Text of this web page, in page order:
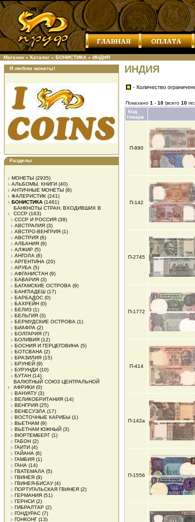
Магазин » Каталог » БОНИСТИКА » ИНДИЯ
Я люблю монеты!
Разделы
МОНЕТЫ (2935)
АЛЬБОМЫ, КНИГИ (40)
АНТИЧНЫЕ МОНЕТЫ (8)
ФАЛЕРИСТИК (241)
БОНИСТИКА (1481)
БАНКНОТЫ СТРАН, ВХОДИВШИХ В
СССР (163)
СССР И РОССИЯ (38)
АВСТРАЛИЯ (3)
АВСТРО-ВЕНГРИЯ (1)
АВСТРИЯ (6)
АЛБАНИЯ (9)
АЛЖИР (5)
АНГОЛА (6)
АРГЕНТИНА (20)
АРУБА (5)
АФГАНИСТАН (9)
БАВАРИЯ (3)
БАГАМСКИЕ ОСТРОВА (9)
БАНГЛАДЕШ (17)
БАРБАДОС (0)
БАХРЕЙН (0)
БЕЛИЗ (1)
БЕЛЬГИЯ (3)
БЕРМУДСКИЕ ОСТРОВА (1)
БИАФРА (2)
БОЛГАРИЯ (7)
БОЛИВИЯ (12)
БОСНИЯ И ГЕРЦЕГОВИНА (5)
БОТСВАНА (2)
БРАЗИЛИЯ (15)
БРУНЕЙ (9)
БУРУНДИ (10)
БУТАН (14)
ВАЛЮТНЫЙ СОЮЗ ЦЕНТРАЛЬНОЙ
АФРИКИ (0)
ВАНУАТУ(3)
ВЕЛИКОБРИТАНИЯ (14)
ВЕНГРИЯ (25)
ВЕНЕСУЭЛА (17)
ВОСТОЧНЫЕ КАРИБЫ (1)
ВЬЕТНАМ (9)
ВЬЕТНАМ ЮЖНЫЙ (3)
ВЮРТЕМБЕРГ(1)
ГАБОН (2)
ГАИТИ (4)
ГАЙАНА (6)
ГАМБИЯ (1)
ГАНА (14)
ГВАТЕМАЛА (5)
ГВИНЕЯ (9)
ГВИНЕЯ-БИСАУ(4)
ПОРТУГАЛЬСКАЯ ГВИНЕЯ (2)
ГЕРМАНИЯ (51)
ГЕРНСИ (2)
ГИБРАЛТАР (2)
ГОНДУРАС (7)
ГОНКОНГ(13)
ИНДИЯ
- Количество
Показано 1 - 10 (всего 10
Код
товара
П-890
П-142
П-2745
П-1772
П-414
П-142а
П-1556